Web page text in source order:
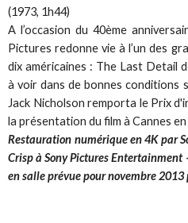
(1973, 1h44)
A l’occasion du 40ème
Pictures redonne vie à l’un des
dix américaines : The Last Detail
à voir dans de bonnes conditions
Jack Nicholson remporta le Prix
la présentation du film à Cannes
Restauration numérique en 4K par
Crisp à Sony Pictures Entertainment
en salle prévue pour novembre 2013